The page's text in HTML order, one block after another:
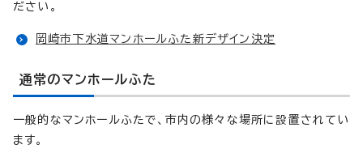
ださい。
岡崎市下水道マンホールふた新デザイン決定
通常のマンホールふた
一般的なマンホールふたで、市内の様々な場所に設置されてい
ます。